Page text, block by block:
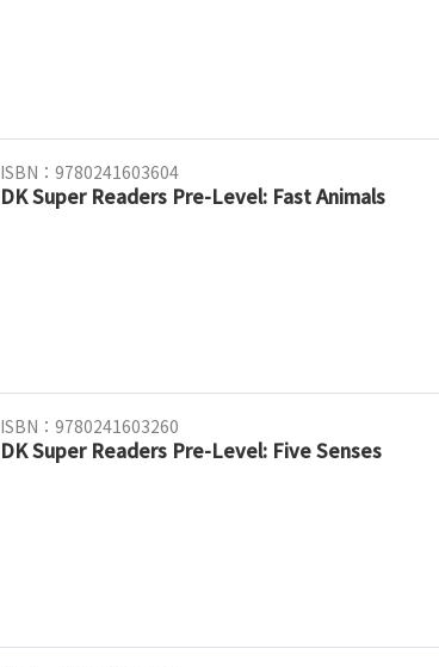
ISBN：9780241603604
DK Super Readers Pre-Level: Fast Animals
ISBN：9780241603260
DK Super Readers Pre-Level: Five Senses